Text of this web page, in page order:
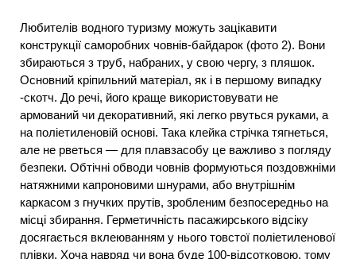
Любителів водного туризму можуть зацікавити
конструкції саморобних човнів-байдарок (фото 2). Вони
збираються з труб, набраних, у свою чергу, з пляшок.
Основний кріпильний матеріал, як і в першому випадку
-скотч. До речі, його краще використовувати не
армований чи декоративний, які легко рвуться руками, а
на поліетиленовій основі. Така клейка стрічка тягнеться,
але не рветься — для плавзасобу це важливо з погляду
безпеки. Обтічні обводи човнів формуються поздовжніми
натяжними капроновими шнурами, або внутрішнім
каркасом з гнучких прутів, зробленим безпосередньо на
місці збирання. Герметичність пасажирського відсіку
досягається вклеюванням у нього товстої поліетиленової
плівки. Хоча навряд чи вона буде 100-відсотковою, тому